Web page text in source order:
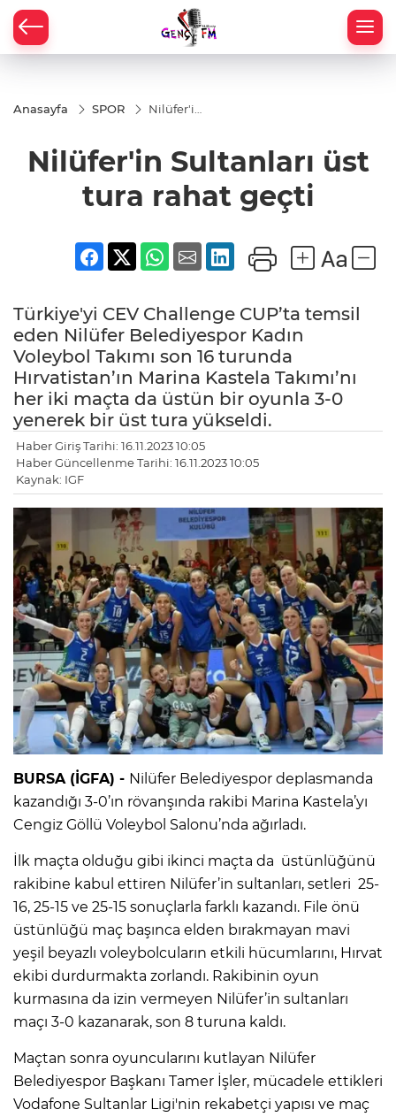
Anasayfa SPOR
Nilüfer'in
rahat
geçti
Nilüfer'in Sultanları üst
tura rahat geçti
Türkiye'yi CEV Challenge CUP’ta temsil
eden Nilüfer Belediyespor Kadın
Voleybol Takımı son 16 turunda
Hırvatistan’ın Marina Kastela Takımı’nı
her iki maçta da üstün bir oyunla 3-0
yenerek bir üst tura yükseldi.
Haber Giriş Tarihi: 16.11.2023 10:05
Haber Güncellenme Tarihi: 16.11.2023 10:05
Kaynak: IGF
BURSA (İGFA) - Nilüfer Belediyespor deplasmanda
kazandığı 3-0’ın rövanşında rakibi Marina Kastela’yı
Cengiz Göllü Voleybol Salonu’nda ağırladı.
İlk maçta olduğu gibi ikinci maçta da üstünlüğünü
rakibine kabul ettiren Nilüfer’in sultanları, setleri 25-
16, 25-15 ve 25-15 sonuçlarla farklı kazandı. File önü
üstünlüğü maç başınca elden bırakmayan mavi
yeşil beyazlı voleybolcuların etkili hücumlarını, Hırvat
ekibi durdurmakta zorlandı. Rakibinin oyun
kurmasına da izin vermeyen Nilüfer’in sultanları
maçı 3-0 kazanarak, son 8 turuna kaldı.
Maçtan sonra oyuncularını kutlayan Nilüfer
Belediyespor Başkanı Tamer İşler, mücadele ettikleri
Vodafone Sultanlar Ligi'nin rekabetçi yapısı ve maç